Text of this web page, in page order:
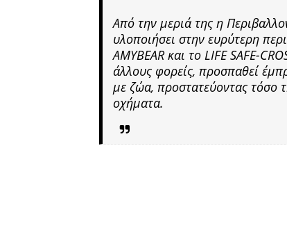
Από την μεριά της η
υλοποιήσει στην ευρύτερη
AMYBEAR και το LIFE SAFE-
άλλους φορείς, προσπαθεί
με ζώα, προστατεύοντας τόσο
οχήματα.